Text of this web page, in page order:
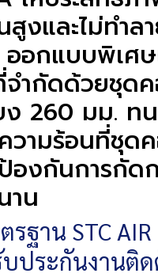
สูงและไม่ทำล
ออกแบบพิเศษ
ำกัดด้วยชุด
ง 260 มม. ท
วามร้อนที่ชุด
องกันการกัด
าน
ฐาน STC AIR
ประกันงานติ